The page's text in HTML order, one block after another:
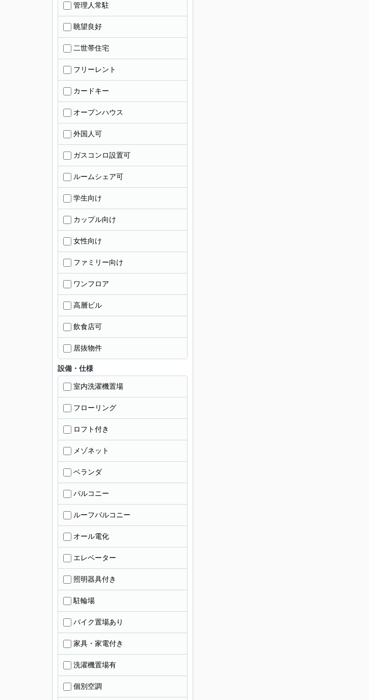
管理人常駐
眺望良好
二世帯住宅
フリーレント
カードキー
オープンハウス
外国人可
ガスコンロ設置可
ルームシェア可
学生向け
カップル向け
女性向け
ファミリー向け
ワンフロア
高層ビル
飲食店可
居抜物件
設備・仕様
室内洗濯機置場
フローリング
ロフト付き
メゾネット
ベランダ
バルコニー
ルーフバルコニー
オール電化
エレベーター
照明器具付き
駐輪場
バイク置場あり
家具・家電付き
洗濯機置場有
個別空調